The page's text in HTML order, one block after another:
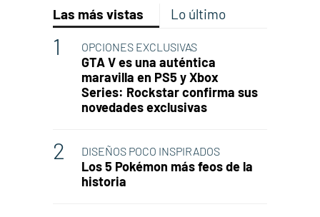
Las más vistas Lo último
OPCIONES EXCLUSIVAS
GTA V es una auténtica
maravilla en PS5 y Xbox
Series: Rockstar confirma sus
novedades exclusivas
DISEÑOS POCO INSPIRADOS
Los 5 Pokémon más feos de la
historia